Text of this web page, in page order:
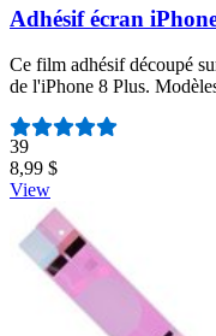
Adhésif écran
Ce film adhésif découpé
de l'iPhone 8 Plus.
Nombre d'avis :
39
8,99 $
View